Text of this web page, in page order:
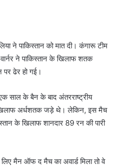
पाकिस्तान को मात दी। कंगारू टीम
ने पाकिस्तान के खिलाफ शतक
ढेर हो गई।
साल के बैन के बाद अंतरराष्ट्रीय
खिलाफ अर्धशतक जड़े थे। लेकिन, इस मैच
के खिलाफ शानदार 89 रन की पारी
मैन ऑफ द मैच का अवार्ड मिला तो वे